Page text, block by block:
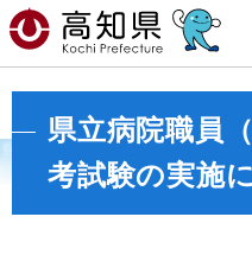
県立病院職員
考試験の実施